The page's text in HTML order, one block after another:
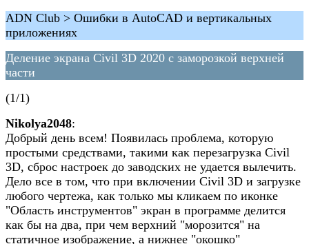
ADN Club > Ошибки в AutoCAD и вертикальных
приложениях
Деление экрана Civil 3D 2020 с заморозкой верхней
части
(1/1)
Nikolya2048:
Добрый день всем! Появилась проблема, которую
простыми средствами, такими как перезагрузка Civil
3D, сброс настроек до заводских не удается вылечить.
Дело все в том, что при включении Civil 3D и загрузке
любого чертежа, как только мы кликаем по иконке
"Область инструментов" экран в программе делится
как бы на два, при чем верхний "морозится" на
статичное изображение, а нижнее "окошко"